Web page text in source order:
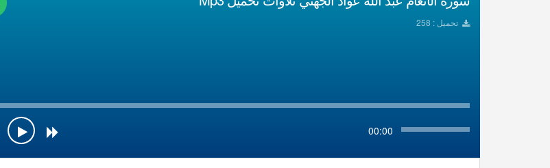
تحميل : 258
00:00